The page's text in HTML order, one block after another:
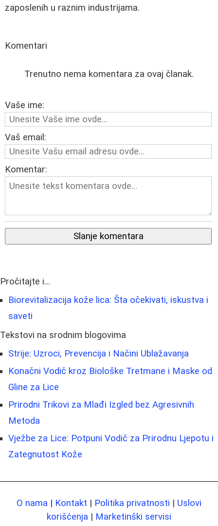
zaposlenih u raznim industrijama.
Komentari
Trenutno nema komentara za ovaj članak.
Vaše ime:
Vaš email:
Komentar:
Slanje komentara
Pročitajte i...
Biorevitalizacija kože lica: Šta očekivati, iskustva i
saveti
Tekstovi na srodnim blogovima
Strije: Uzroci, Prevencija i Načini Ublažavanja
Konačni Vodič kroz Biološke Tretmane i Maske od
Gline za Lice
Prirodni Trikovi za Mlađi Izgled bez Agresivnih
Metoda
Vježbe za Lice: Potpuni Vodič za Prirodnu Ljepotu i
Zategnutost Kože
O nama | Kontakt | Politika privatnosti | Uslovi
korišćenja | Marketinški servisi